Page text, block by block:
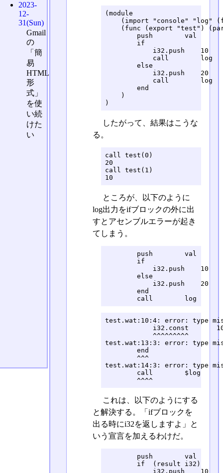
(module
(import "console" "log"
(func (export "test")
        push        val
        if
            i32.push    10
            call        log
        else
            i32.push    20
            call        log
        end
    )
)
したがって、結果はこうな
る。
call test(0)
20
call test(1)
10
ところが、以下のように
log出力をifブロックの外に出
すとアセンブルエラーが起き
てしまう。
        push        val
        if
            i32.push    10
        else
            i32.push    20
        end
        call        log
test.wat:10:4: error: type
i32.const
            ^^^^^^^^^
test.wat:13:3: error: type
        end
        ^^^
test.wat:14:3: error: type
        call        $log
        ^^^^
これは、以下のようにする
と解決する。「ifブロックを
出る時にi32を返しますよ」と
いう宣言を加えるわけだ。
        push        val
        if  (result i32)
            i32.push    10
2023-
12-
31(Sun)
Gmail
の
「簡
易
HTML
形
式」
を使
い続
けた
い